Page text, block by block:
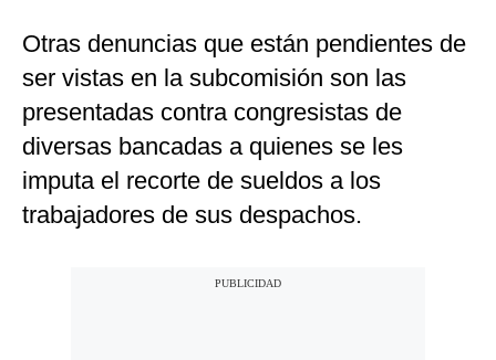
Otras denuncias que están pendientes de
ser vistas en la subcomisión son las
presentadas contra congresistas de
diversas bancadas a quienes se les
imputa el recorte de sueldos a los
trabajadores de sus despachos.